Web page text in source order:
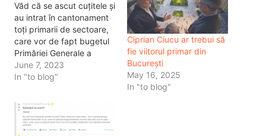
Văd că se ascut cuțitele și
au intrat în cantonament
toți primarii de sectoare,
care vor de fapt bugetul
Primăriei Generale a
Capitalei. Pentru cei care
nu știu ce se întâmplă în
condus de o Primărie
Generală și este împărțit
administrativ în 6
June 7, 2023
In "to blog"
Ciprian Ciucu ar trebui să
fie viitorul primar din
București
May 16, 2025
In "to blog"